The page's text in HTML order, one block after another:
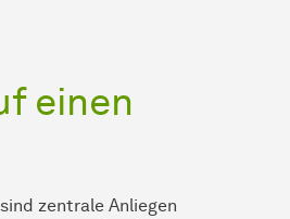
einen
zentrale Anliegen